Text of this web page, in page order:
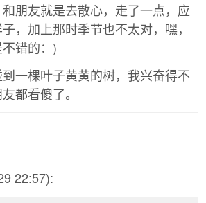
朋友就是去散心，走了一点，应
，加上那时季节也不太对，嘿，
错的：)
一棵叶子黄黄的树，我兴奋得不
都看傻了。
22:57):